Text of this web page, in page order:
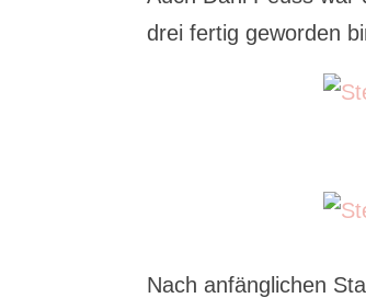
drei fertig geworden
Nach anfänglichen